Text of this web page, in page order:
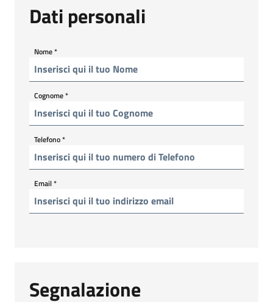
Dati personali
Nome*
Cognome*
Telefono*
Email*
Segnalazione